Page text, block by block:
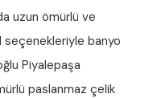
uzun ömürlü ve
seçenekleriyle banyo
Piyalepaşa
paslanmaz çelik